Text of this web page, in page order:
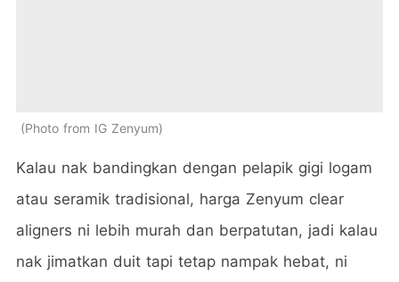
Photo from IG Zenyum
Kalau nak bandingkan dengan pelapik gigi logam
atau seramik tradisional, harga Zenyum clear
aligners ni lebih murah dan berpatutan, jadi kalau
nak jimatkan duit tapi tetap nampak hebat, ni